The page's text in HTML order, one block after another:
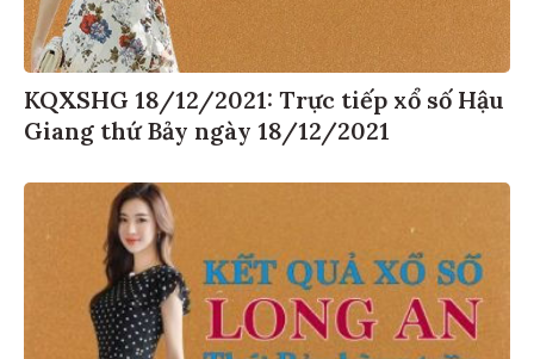
KQXSHG 18/12/2021: Trực tiếp xổ số Hậu
Giang thứ Bảy ngày 18/12/2021